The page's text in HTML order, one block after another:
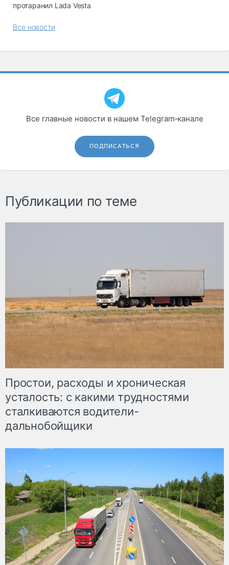
протаранил Lada Vesta
Все новости
Все главные новости в нашем Telegram‑канале
ПОДПИСАТЬСЯ
Публикации по теме
Простои, расходы и хроническая
усталость: с какими трудностями
сталкиваются водители-
дальнобойщики